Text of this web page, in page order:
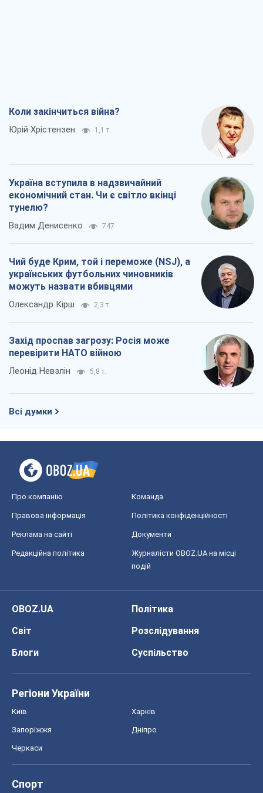
Коли закінчиться війна?
Юрій Хрістензен 1,1 т.
Україна вступила в надзвичайний
економічний стан. Чи є світло вкінці
тунелю?
Вадим Денисенко 747
Чий буде Крим, той і переможе (NSJ), а
українських футбольних чиновників
можуть назвати вбивцями
Олександр Кірш 2,3 т.
Захід проспав загрозу: Росія може
перевірити НАТО війною
Леонід Невзлін 5,8 т.
Всі думки
Про компанію Команда
Правова інформація Політика конфіденційності
Реклама на сайті Документи
Редакційна політика
Журналісти OBOZ.UA на місці
подій
OBOZ.UA
Політика
Світ
Розслідування
Блоги
Суспільство
Регіони України
Київ Харків
Запоріжжя Дніпро
Черкаси
Спорт